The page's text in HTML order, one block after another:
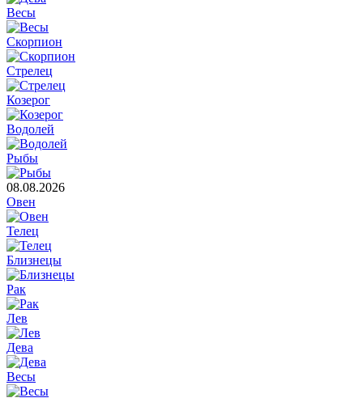
Весы
Скорпион
Стрелец
Козерог
Водолей
Рыбы
08.08.2026
Овен
Телец
Близнецы
Рак
Лев
Дева
Весы